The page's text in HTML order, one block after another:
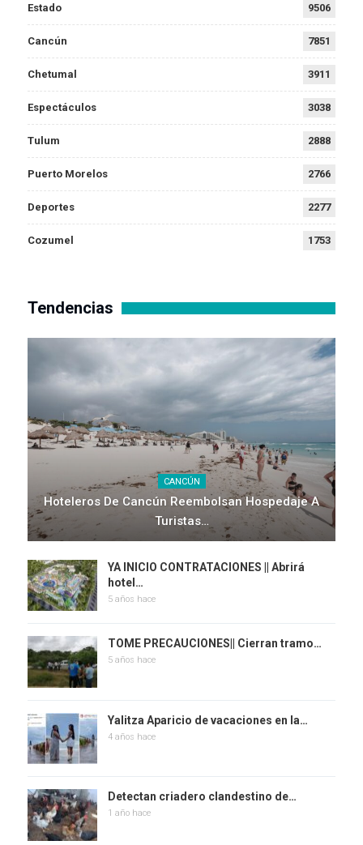
Estado 9506
Cancún 7851
Chetumal 3911
Espectáculos 3038
Tulum 2888
Puerto Morelos 2766
Deportes 2277
Cozumel 1753
Tendencias
CANCÚN
Hoteleros De Cancún Reembolsan Hospedaje A
Turistas…
YA INICIO CONTRATACIONES || Abrirá
hotel…
5 años hace
TOME PRECAUCIONES|| Cierran tramo…
5 años hace
Yalitza Aparicio de vacaciones en la…
4 años hace
Detectan criadero clandestino de…
1 año hace